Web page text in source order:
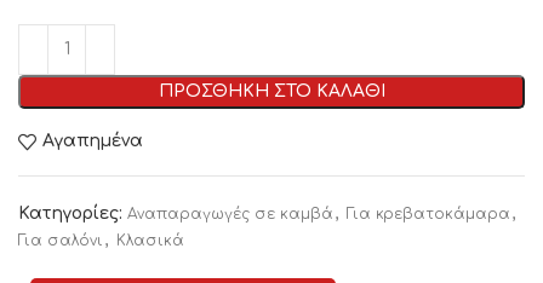
ΠΡΟΣΘΗΚΗ ΣΤΟ ΚΑΛΑΘΙ
Αγαπημένα
Κατηγορίες: Αναπαραγωγές σε καμβά , Για κρεβατοκάμαρα ,
Για σαλόνι , Κλασικά